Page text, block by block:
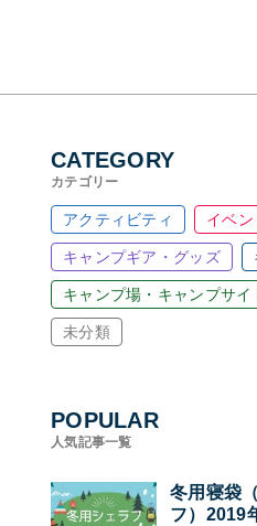
CATEGORY
カテゴリー
アクティビティ イベン
キャンプギア・グッズ
キャンプ場・キャンプサイ
未分類
POPULAR
人気記事一覧
冬用寝袋
フ）2019